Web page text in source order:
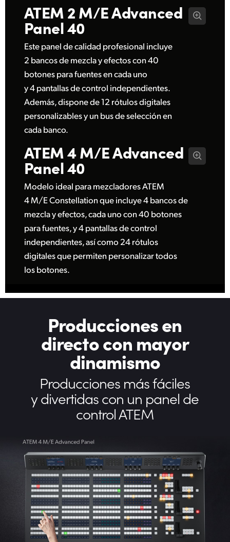
ATEM 2 M/EAdvanced
Panel 40
Este panel de calidad profesional incluye
2 bancos de mezcla y efectos con 40
botones para fuentes en cada uno
y 4 pantallas de control independientes.
Además, dispone de 12 rótulos digitales
personalizables y un bus de selección en
cada banco.
ATEM 4 M/EAdvanced
Panel 40
Modelo ideal para mezcladores ATEM
4 M/E Constellation que incluye 4 bancos de
mezcla y efectos, cada uno con 40 botones
para fuentes, y 4 pantallas de control
independientes, así como 24 rótulos
digitales que permiten personalizar todos
los botones.
Producciones en
directocon mayor
dinamismo
Producciones más fáciles
y divertidascon un panel de
control ATEM